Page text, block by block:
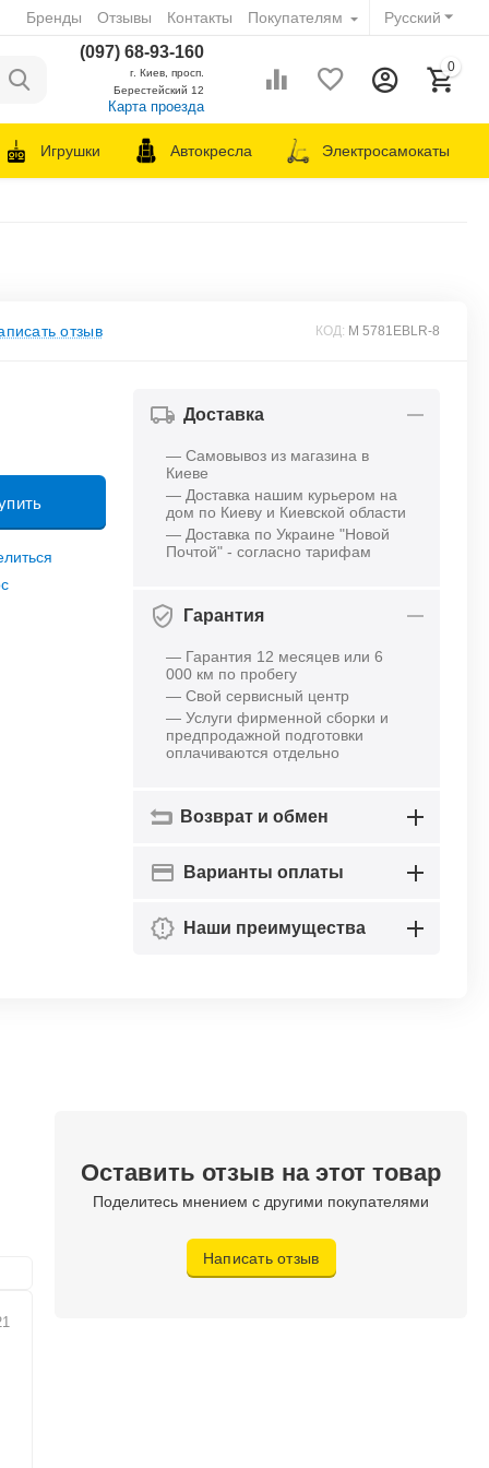
Русский
Бренды Отзывы Контакты Покупателям
(097) 68-93-160
г. Киев, просп.
Берестейский 12
Карта проезда
0
Игрушки Автокресла Электросамокаты
отзыв КОД: M 5781EBLR-8
Доставка
— Самовывоз из магазина в
Киеве
— Доставка нашим курьером на
дом по Киеву и Киевской области
— Доставка по Украине "Новой
Почтой" - согласно тарифам
Гарантия
— Гарантия 12 месяцев или 6
000 км по пробегу
— Свой сервисный центр
— Услуги фирменной сборки и
предпродажной подготовки
оплачиваются отдельно
Возврат и обмен
Варианты оплаты
Наши преимущества
Оставить отзыв на этот товар
Поделитесь мнением с другими покупателями
Написать отзыв